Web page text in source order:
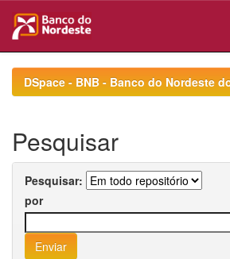
navigationDSpace - BNB - Banco do Nordeste
Pesquisar
Pesquisar:
por